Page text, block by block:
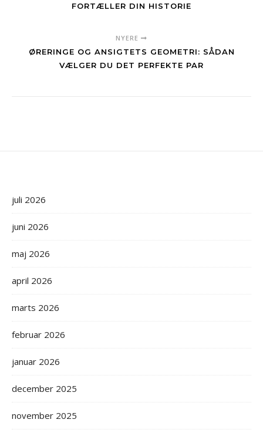
FORTÆLLER DIN HISTORIE
NYERE
ØRERINGE OG ANSIGTETS GEOMETRI: SÅDAN
VÆLGER DU DET PERFEKTE PAR
juli 2026
juni 2026
maj 2026
april 2026
marts 2026
februar 2026
januar 2026
december 2025
november 2025